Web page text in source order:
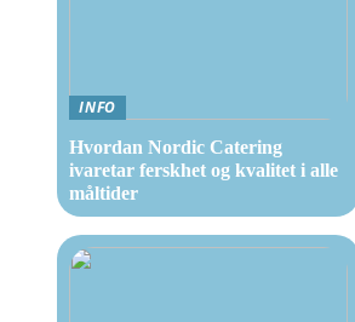
INFO
Hvordan Nordic Catering
ivaretar ferskhet og kvalitet i alle
måltider